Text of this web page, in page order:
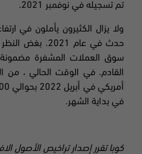
تم تسجيله في نوفمبر 2021.
ولا يزال الكثيرون يأملون في
حدث في عام
سوق العملات المشفرة مضمونة
القادم. في الوقت الحالي ، من
في بداية الشهر.
كوبا تقرر إصدار تراخيص الأصول